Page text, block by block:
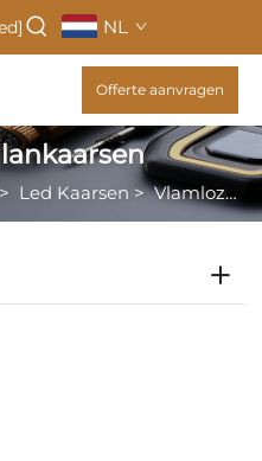
NL
Offerte aanvragen
> Led Kaarsen >Vlamloze pilankaarsen